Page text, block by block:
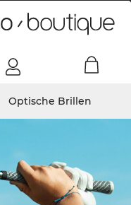
Optische Brillen